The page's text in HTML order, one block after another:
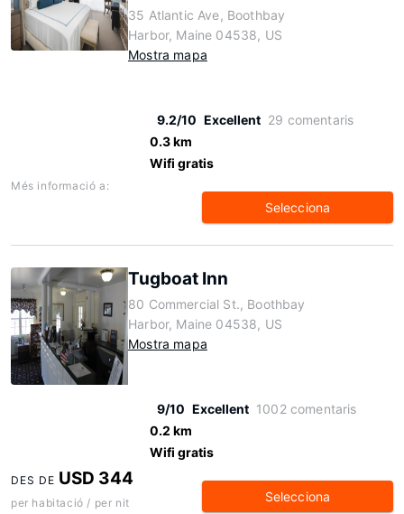
35 Atlantic Ave, Boothbay
Harbor, Maine 04538, US
Mostra mapa
9.2/10 Excellent 29 comentaris
0.3 km
Wifi gratis
Més informació a:
Selecciona
Tugboat Inn
80 Commercial St., Boothbay
Harbor, Maine 04538, US
Mostra mapa
9/10 Excellent 1002 comentaris
0.2 km
Wifi gratis
DES DE USD 344
per habitació / per nit Selecciona